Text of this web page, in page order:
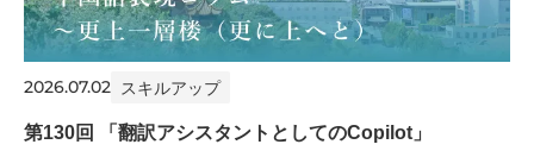
2026.07.02 スキルアップ
第130回 「翻訳アシスタントとしてのCopilot」